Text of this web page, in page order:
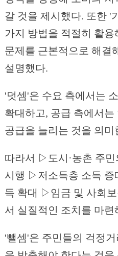
갈 것을 제시했다. 또한 '
가지 방법을 적절히 활용
문제를 근본적으로 해결
설명했다.
'덧셈'은 수요 측에서는
확대하고, 공급 측에서
공급을 늘리는 것을 의미
따라서 ▷도시·농촌 주민
시행 ▷저소득층 소득
득 확대 ▷임금 및 사회보
서 실질적인 조치를 마련
'뺄셈'은 주민들의 걱정